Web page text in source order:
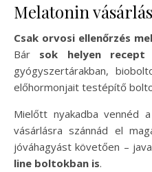
Melatonin vásárlás
Csak orvosi ellenőrzés
Bár sok helyen recept
gyógyszertárakban,
előhormonjait testépítő
Mielőtt nyakadba vennéd
vásárlásra szánnád el
jóváhagyást követően –
line boltokban is.